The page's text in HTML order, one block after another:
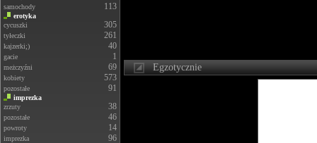
samochody 113
erotyka
cycuszki
305
tyłeczki 261
kajzerki;) 40
gacie 1
meżczyźni 69
kobiety 573
pozostałe 91
imprezka
zrzuty
38
pozostałe 46
powroty 14
imprezka 96
Egzotycznie